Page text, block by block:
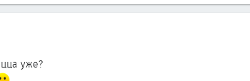
уже?